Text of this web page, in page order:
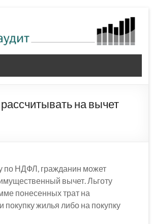
на вычет
по НДФЛ, гражданин может
вычет. Льготу
понесенных трат на
покупку жилья либо на покупку